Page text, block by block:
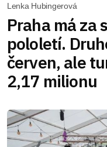
Lenka Hubingerová
Praha má za
pololetí.
červen, ale
2,17 milionu